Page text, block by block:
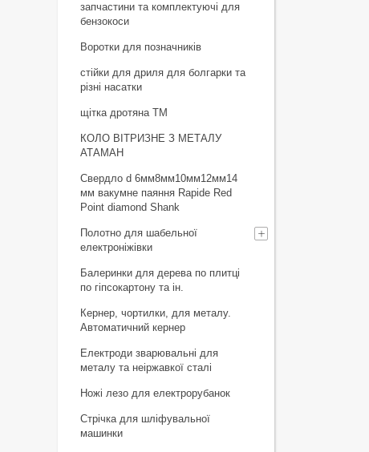
запчастини та комплектуючі для
бензокоси
Воротки для позначників
стійки для дриля для болгарки та
різні насатки
щiтка дротяна ТМ
КОЛО ВІТРИЗНЕ З МЕТАЛУ
АТАМАН
Свердло d 6мм8мм10мм12мм14
мм вакумне паяння Rapide Red
Point diamond Shank
Полотно для шабельної
електроніжівки
Балеринки для дерева по плитці
по гіпсокартону та ін.
Кернер, чортилки, для металу.
Автоматичний кернер
Електроди зварювальні для
металу та неіржавкої сталі
Ножі лезо для електрорубанок
Стрічка для шліфувальної
машинки